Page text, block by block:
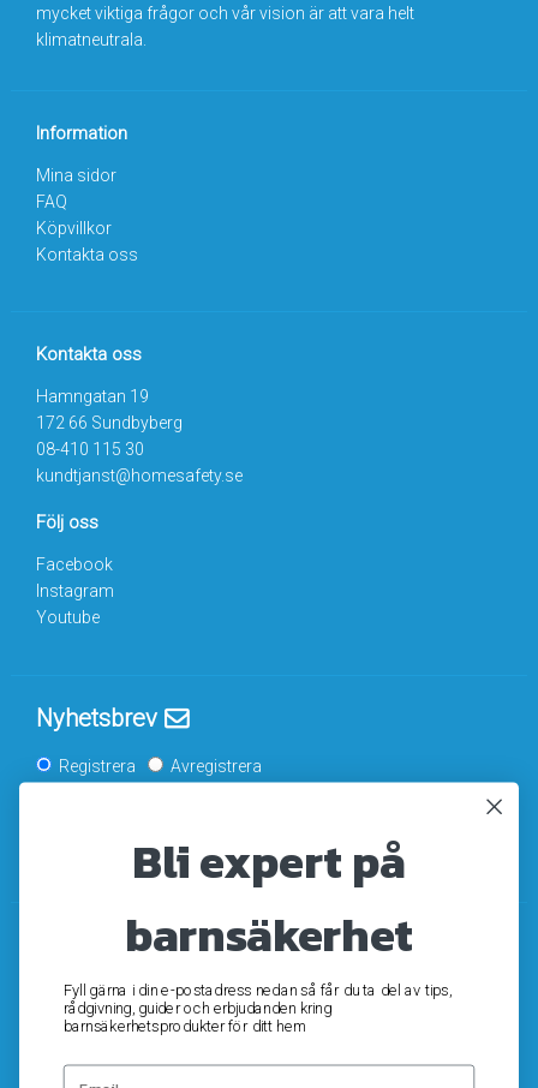
mycket viktiga frågor och vår vision är att vara helt
klimatneutrala.
Information
Mina sidor
FAQ
Köpvillkor
Kontakta oss
Kontakta oss
Hamngatan 19
172 66 Sundbyberg
08-410 115 30
kundtjanst@homesafety.se
Följ oss
Facebook
Instagram
Youtube
Nyhetsbrev
Registrera Avregistrera
OK
Bli expert på
barnsäkerhet
Fyll gärna i din e-postadress nedan så får du ta del av tips,
rådgivning, guider och erbjudanden kring
barnsäkerhetsprodukter för ditt hem